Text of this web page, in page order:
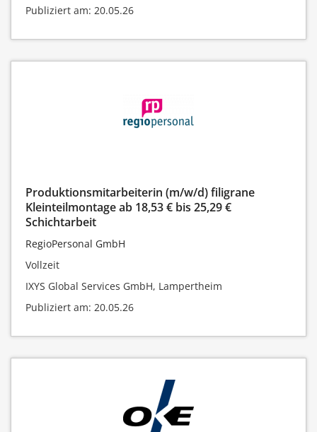
Publiziert am: 20.05.26
Produktionsmitarbeiterin (m/w/d) filigrane
Kleinteilmontage ab 18,53 € bis 25,29 €
Schichtarbeit
RegioPersonal GmbH
Vollzeit
IXYS Global Services GmbH, Lampertheim
Publiziert am: 20.05.26